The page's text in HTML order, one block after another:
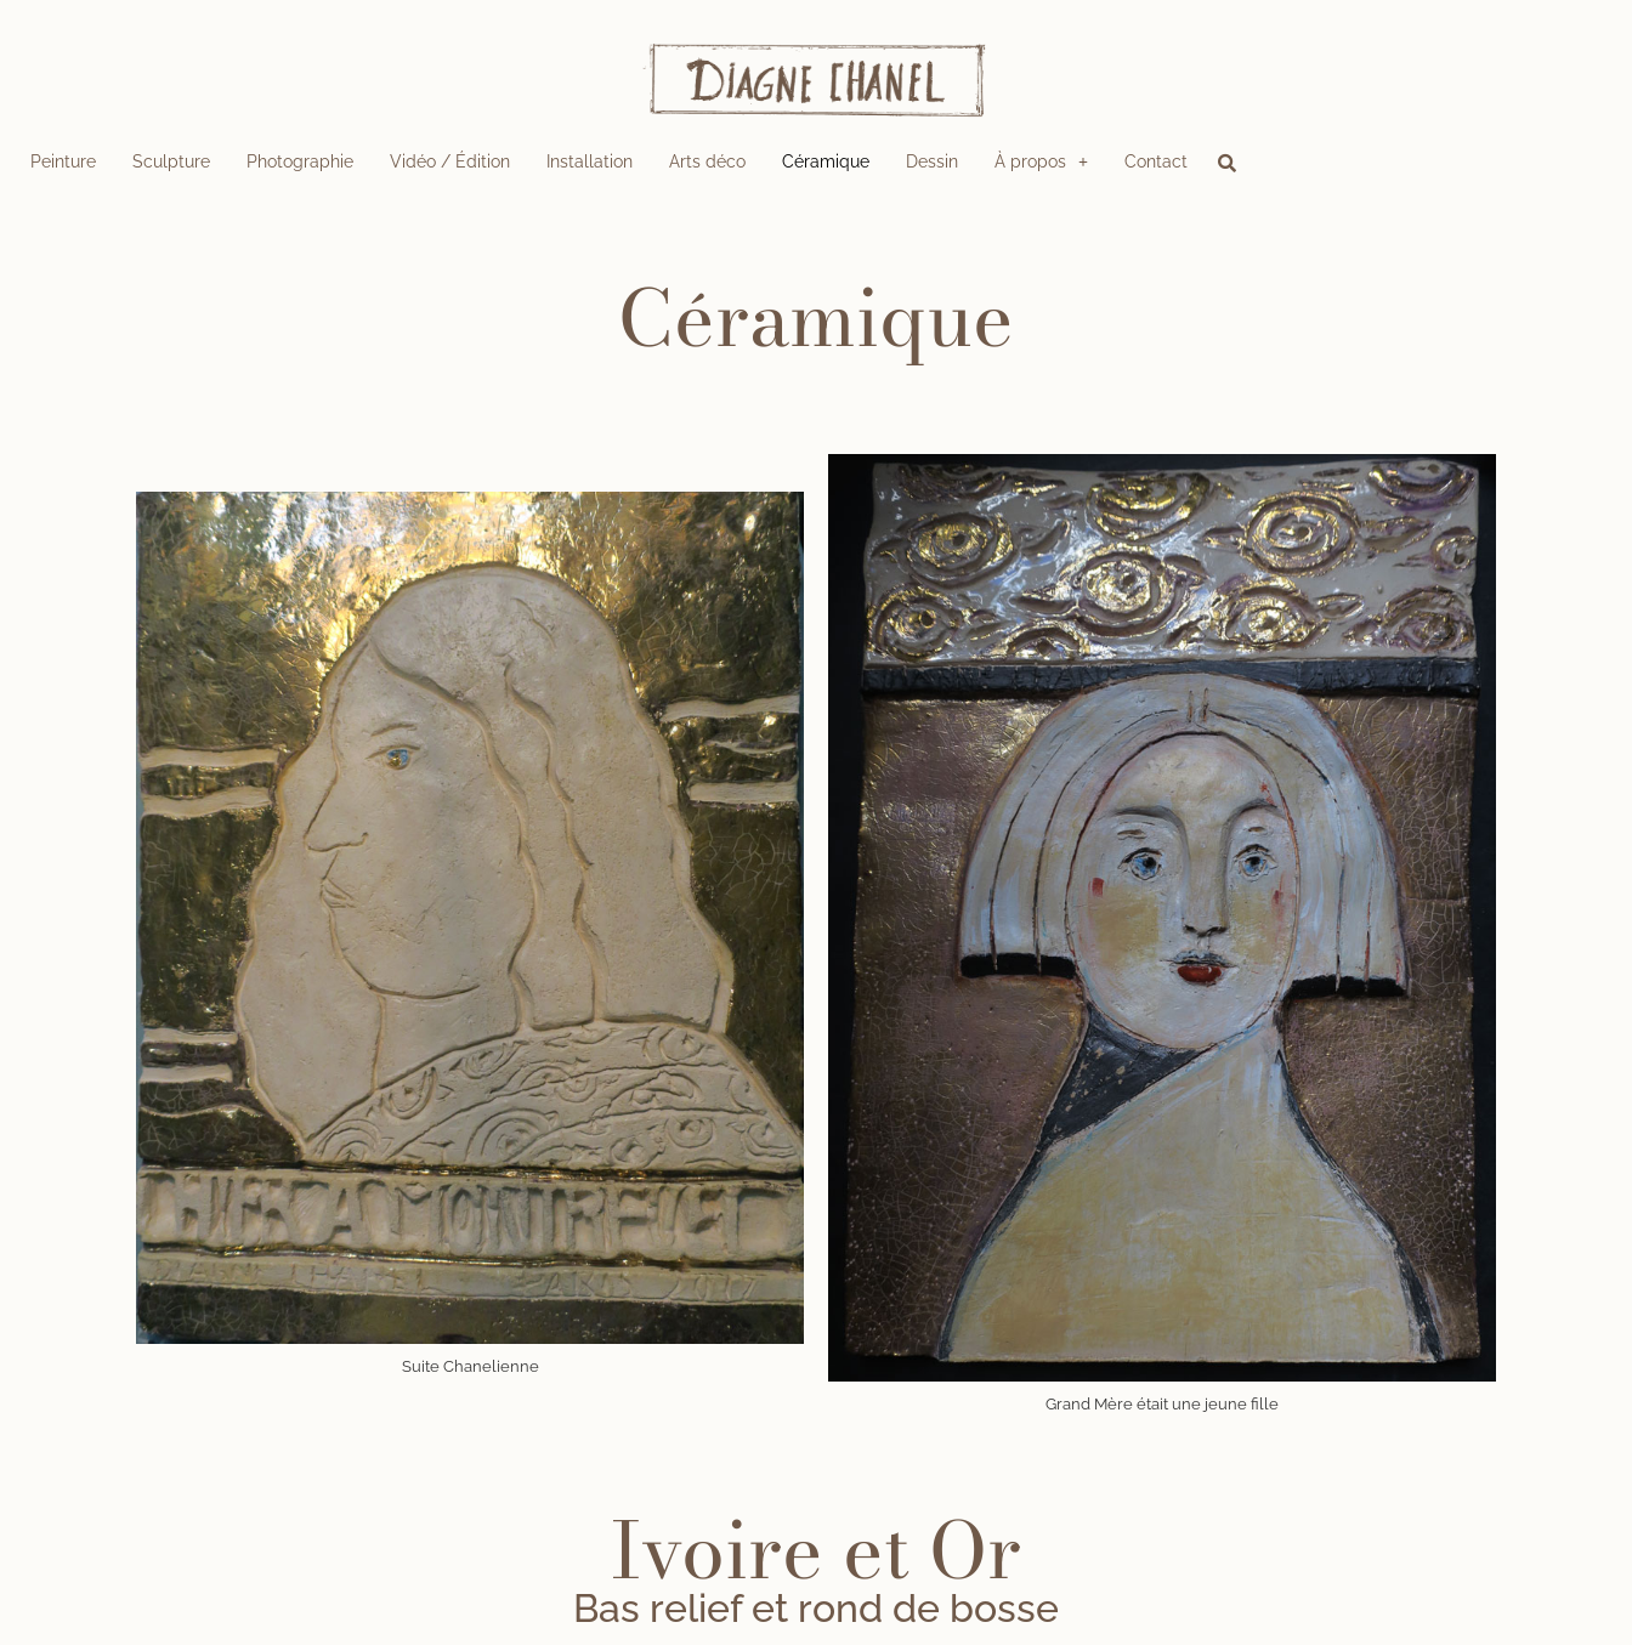
Peinture Sculpture Photographie Vidéo / Édition Installation Arts déco Céramique Dessin À propos Contact
Céramique
Suite Chanelienne
Grand Mère était une jeune fille
Ivoire et Or
Bas relief et rond de bosse